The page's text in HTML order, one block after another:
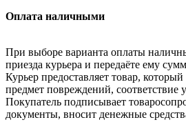
Оплата наличными
При выборе варианта оплаты
приезда курьера и передаёте ему
Курьер предоставляет товар,
предмет повреждений, соответствие
Покупатель подписывает
документы, вносит денежные